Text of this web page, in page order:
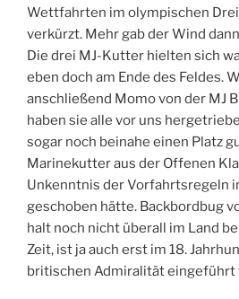
Wettfahrten im olympischen
verkürzt. Mehr gab der Wind
Die drei MJ-Kutter hielten sich
eben doch am Ende des Feldes.
anschließend Momo von der MJ
haben sie alle vor uns
sogar noch beinahe einen Platz
Marinekutter aus der Offenen
Unkenntnis der Vorfahrtsregeln
geschoben hätte. Backbordbug
halt noch nicht überall im Land
Zeit, ist ja auch erst im 18.
britischen Admiralität eingeführt